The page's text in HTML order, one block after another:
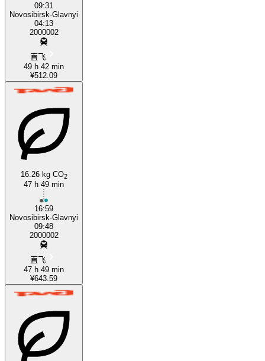
09:31
Novosibirsk-Glavnyi
04:13
2000002
直飞
49 h 42 min
¥512.09
16.26 kg CO2
47 h 49 min
16:59
Novosibirsk-Glavnyi
09:48
2000002
直飞
47 h 49 min
¥643.59